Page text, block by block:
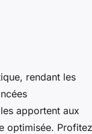
rendant les
apportent aux
optimisée. Profitez